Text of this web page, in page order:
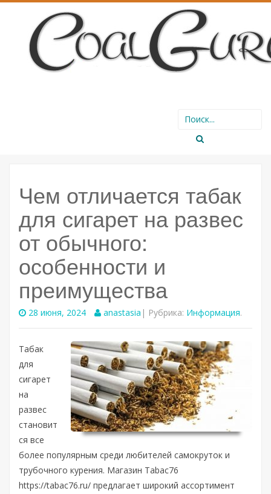
Search
for:
Чем отличается табак
для сигарет на развес
от обычного:
особенности и
преимущества
28 июня, 2024 anastasia | Рубрика: Информация.
Табак
для
сигарет
на
развес
становит
ся все
более популярным среди любителей самокруток и
трубочного курения. Магазин Tabac76
https://tabac76.ru/ предлагает широкий ассортимент